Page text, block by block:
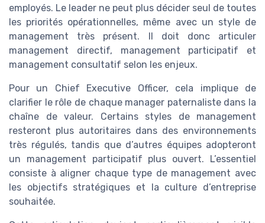
employés. Le leader ne peut plus décider seul de toutes
les priorités opérationnelles, même avec un style de
management très présent. Il doit donc articuler
management directif, management participatif et
management consultatif selon les enjeux.
Pour un Chief Executive Officer, cela implique de
clarifier le rôle de chaque manager paternaliste dans la
chaîne de valeur. Certains styles de management
resteront plus autoritaires dans des environnements
très régulés, tandis que d’autres équipes adopteront
un management participatif plus ouvert. L’essentiel
consiste à aligner chaque type de management avec
les objectifs stratégiques et la culture d’entreprise
souhaitée.